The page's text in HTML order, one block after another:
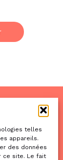
telles
appareils.
des données
ce site. Le fait